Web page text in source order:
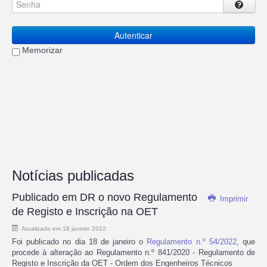
Autenticar
Memorizar
Notícias publicadas
Imprimir
Publicado em DR o novo Regulamento
de Registo e Inscrição na OET
Atualizado em 18 janeiro 2022
Foi publicado no dia 18 de janeiro o Regulamento n.º 54/2022, que
procede à alteração ao Regulamento n.º 841/2020 - Regulamento de
Registo e Inscrição da OET - Ordem dos Engenheiros Técnicos